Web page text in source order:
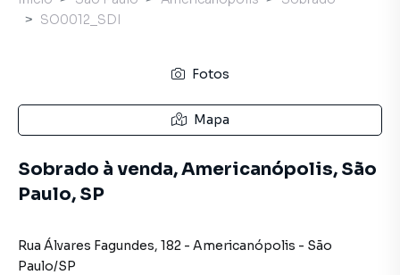
SO0012_SDI
Fotos
Mapa
Sobrado à venda, Americanópolis, São
Paulo, SP
Rua Álvares Fagundes, 182 - Americanópolis - São
Paulo/SP